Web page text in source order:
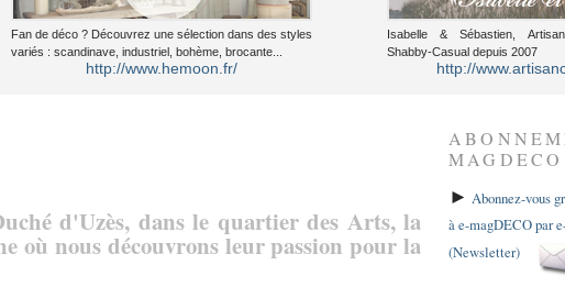
Fan de déco ? Découvrez une sélection dans des styles
variés : scandinave, industriel, bohème, brocante...
http://www.hemoon.fr/
Isabelle & Sébastien,
Shabby-Casual depuis 2007
http://
d'Uzès, dans le quartier des Arts, la
où nous découvrons leur passion pour la
► Abonnez-vous
à e-magDECO par
(Newsletter)